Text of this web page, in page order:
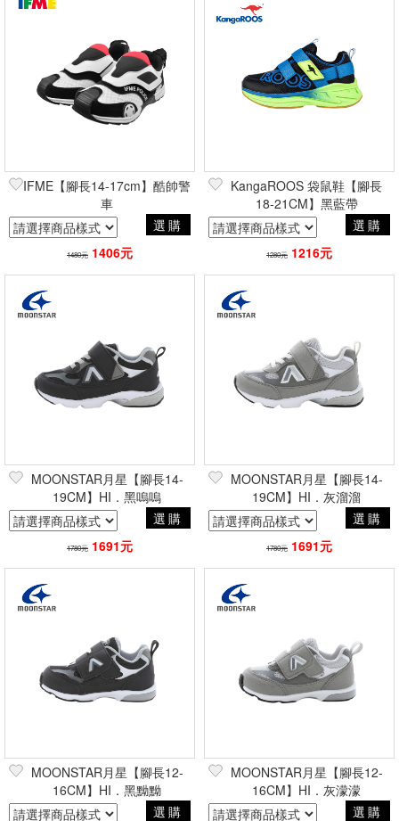
IFME【腳長14-17cm】酷帥警
車
選購
1480元 1406元
KangaROOS 袋鼠鞋【腳長
18-21CM】黑藍帶
選購
1280元 1216元
MOONSTAR月星【腳長14-
19CM】HI．黑嗚嗚
選購
1780元 1691元
MOONSTAR月星【腳長14-
19CM】HI．灰溜溜
選購
1780元 1691元
MOONSTAR月星【腳長12-
16CM】HI．黑黝黝
選購
MOONSTAR月星【腳長12-
16CM】HI．灰濛濛
選購